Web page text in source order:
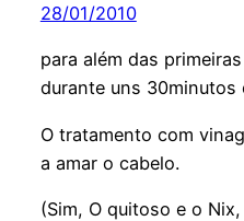
28/01/2010
para além das
durante uns 30minutos
O tratamento com
a amar o cabelo.
(Sim, O quitoso e o